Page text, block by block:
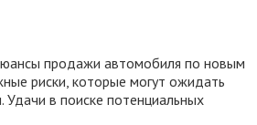
продажи автомобиля по новым
риски, которые могут ожидать
Удачи в поиске потенциальных